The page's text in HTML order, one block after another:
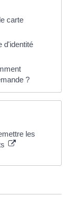
carte
d'identité
?
les